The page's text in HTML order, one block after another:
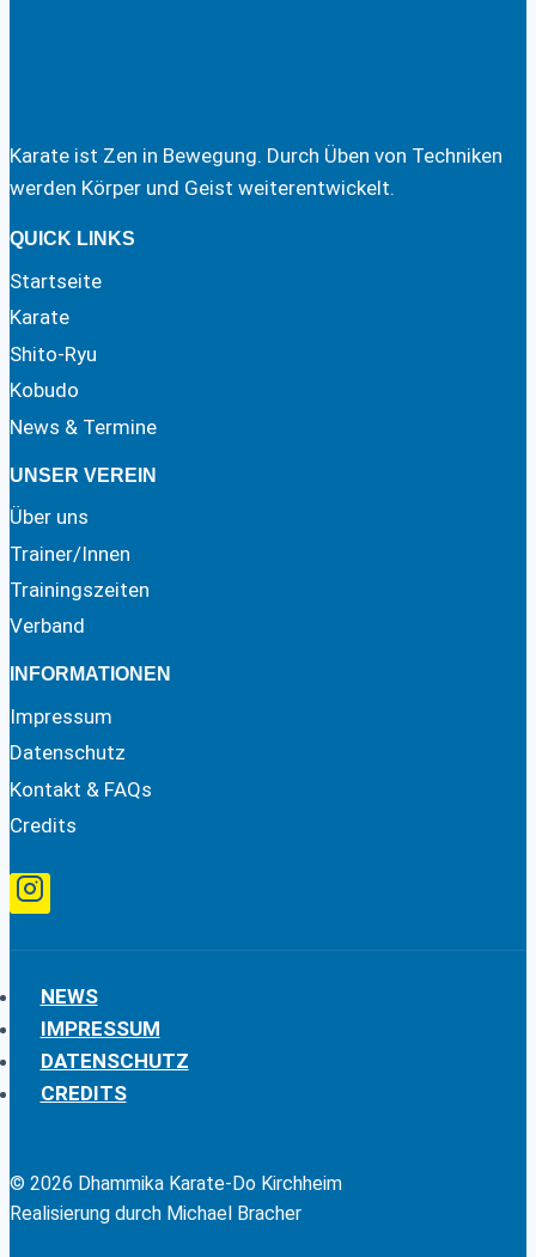
Karate ist Zen in Bewegung. Durch Üben von Techniken
werden Körper und Geist weiterentwickelt.
QUICK LINKS
Startseite
Karate
Shito-Ryu
Kobudo
News & Termine
UNSER VEREIN
Über uns
Trainer/Innen
Trainingszeiten
Verband
INFORMATIONEN
Impressum
Datenschutz
Kontakt & FAQs
Credits
NEWS
IMPRESSUM
DATENSCHUTZ
CREDITS
© 2026 Dhammika Karate-Do Kirchheim
Realisierung durch Michael Bracher